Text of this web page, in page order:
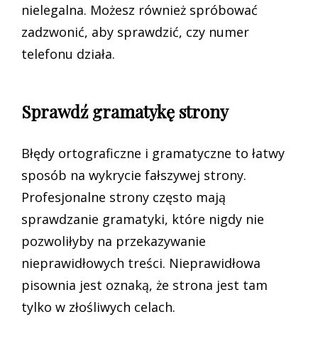
nielegalna. Możesz również spróbować
zadzwonić, aby sprawdzić, czy numer
telefonu działa.
Sprawdź gramatykę strony
Błędy ortograficzne i gramatyczne to łatwy
sposób na wykrycie fałszywej strony.
Profesjonalne strony często mają
sprawdzanie gramatyki, które nigdy nie
pozwoliłyby na przekazywanie
nieprawidłowych treści. Nieprawidłowa
pisownia jest oznaką, że strona jest tam
tylko w złośliwych celach.